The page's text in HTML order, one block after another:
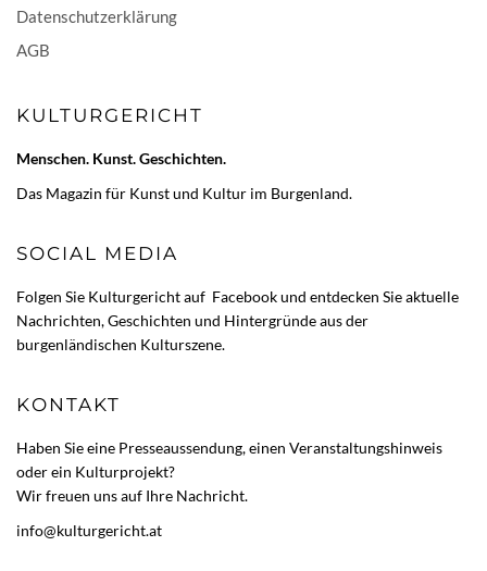
Datenschutzerklärung
AGB
KULTURGERICHT
Menschen. Kunst. Geschichten.
Das Magazin für Kunst und Kultur im Burgenland.
SOCIAL MEDIA
Folgen Sie Kulturgericht auf Facebookund entdecken Sie aktuelle
Nachrichten, Geschichten und Hintergründe aus der
burgenländischen Kulturszene.
KONTAKT
Haben Sie eine Presseaussendung, einen Veranstaltungshinweis
oder ein Kulturprojekt?
Wir freuen uns auf Ihre Nachricht.
info@kulturgericht.at